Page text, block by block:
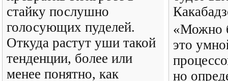
стайку послушно
голосующих пуделей.
Откуда растут уши такой
тенденции, более или
менее понятно, как
«Можно
это
но